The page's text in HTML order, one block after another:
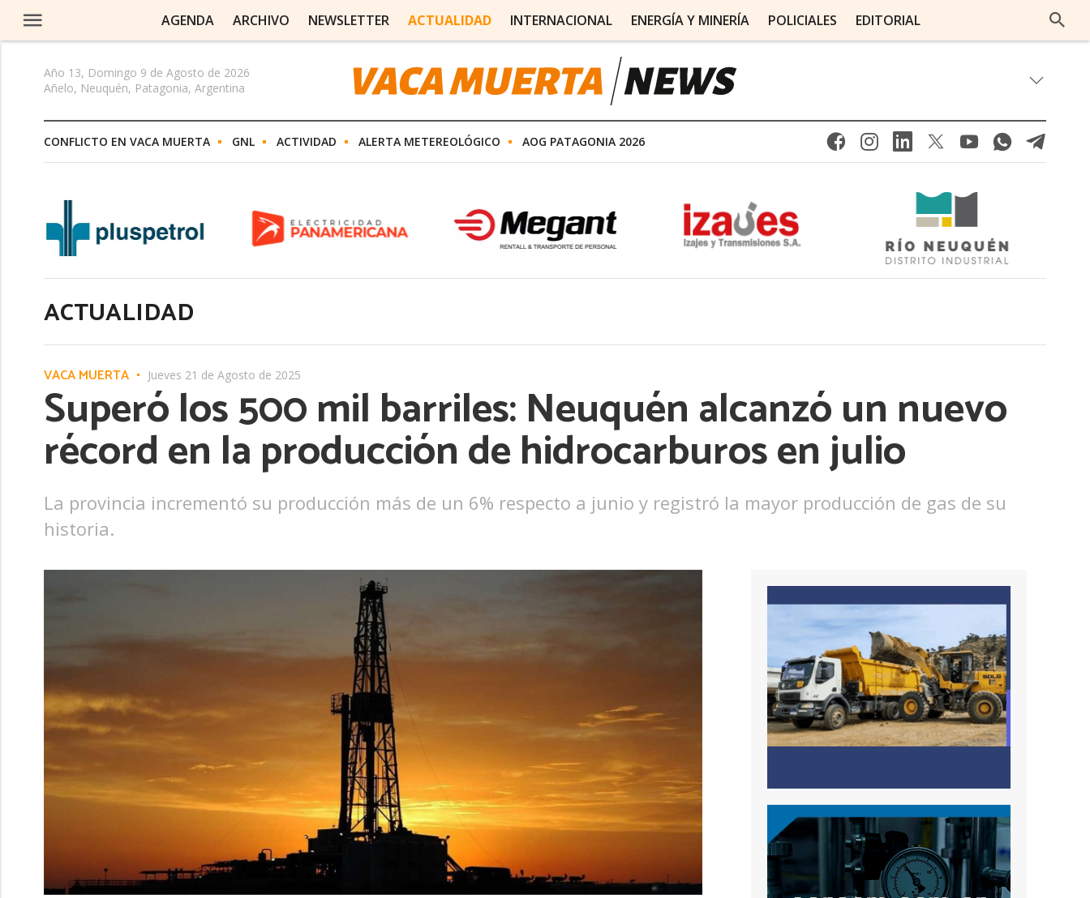
AGENDA ARCHIVO NEWSLETTER ACTUALIDAD INTERNACIONAL ENERGÍA Y MINERÍA POLICIALES EDITORIAL
Año 13, Domingo 9 de Agosto de 2026
Añelo, Neuquén, Patagonia, Argentina
CONFLICTO EN VACA MUERTA GNL ACTIVIDAD ALERTA METEREOLÓGICO AOG PATAGONIA 2026
ACTUALIDAD
VACA MUERTA Jueves 21 de Agosto de 2025
Superó los 500 mil barriles: Neuquén alcanzó un nuevo
récord en la producción de hidrocarburos en julio
La provincia incrementó su producción más de un 6% respecto a junio y registró la mayor producción de gas de su
historia.